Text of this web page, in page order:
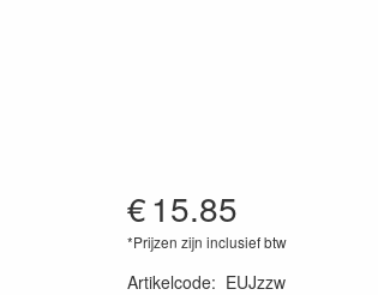
€15.85
*Prijzen zijn inclusief btw
Artikelcode: EUJzzw